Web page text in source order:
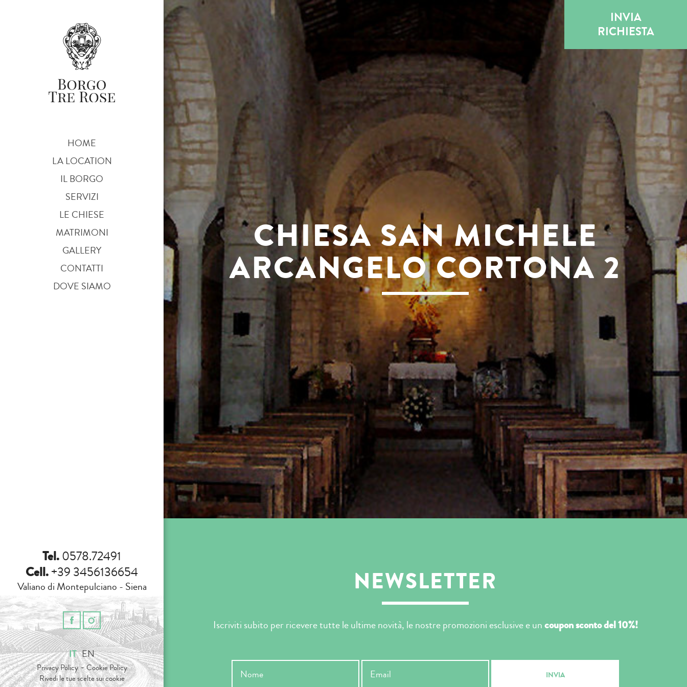
INVIA
RICHIESTA
HOME
LA LOCATION
IL BORGO
SERVIZI
LE CHIESE
MATRIMONI
GALLERY
CONTATTI
DOVE SIAMO
Tel.0578.72491
Cell.+39 3456136654
Valiano di Montepulciano - Siena
IT EN
Privacy Policy-Cookie Policy
Rivedi le tue scelte sui cookie
CHIESA SAN MICHELE
ARCANGELO CORTONA 2
NEWSLETTER
Iscriviti subito per ricevere tutte le ultime novità, le nostre promozioni esclusive e uncoupon sconto del 10%!
INVIA